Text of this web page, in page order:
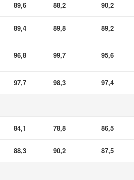
89,6 88,2 90,2
89,4 89,8 89,2
96,8 99,7 95,6
97,7 98,3 97,4
84,1 78,8 86,5
88,3 90,2 87,5